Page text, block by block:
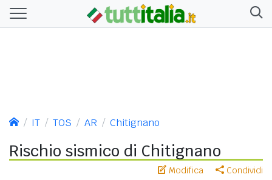
IT TOS AR Chitignano
Rischio sismico di Chitignano
Modifica Condividi